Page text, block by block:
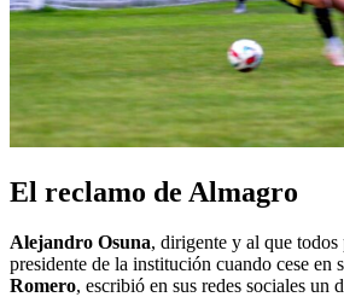
El reclamo de Almagro
Alejandro Osuna, dirigente y al que
presidente de la institución cuando cese en
Romero, escribió en sus redes sociales un